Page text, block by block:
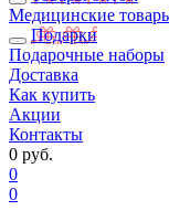
Медицинские
Подарки
Подарочные наборы
Доставка
Как купить
Акции
Контакты
0 руб.
0
0